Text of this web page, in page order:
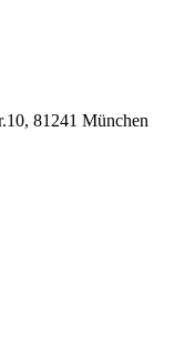
81241 München